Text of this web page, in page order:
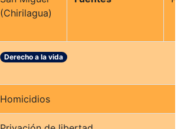
(Chirilagua)
Derecho a la vida
Homicidios